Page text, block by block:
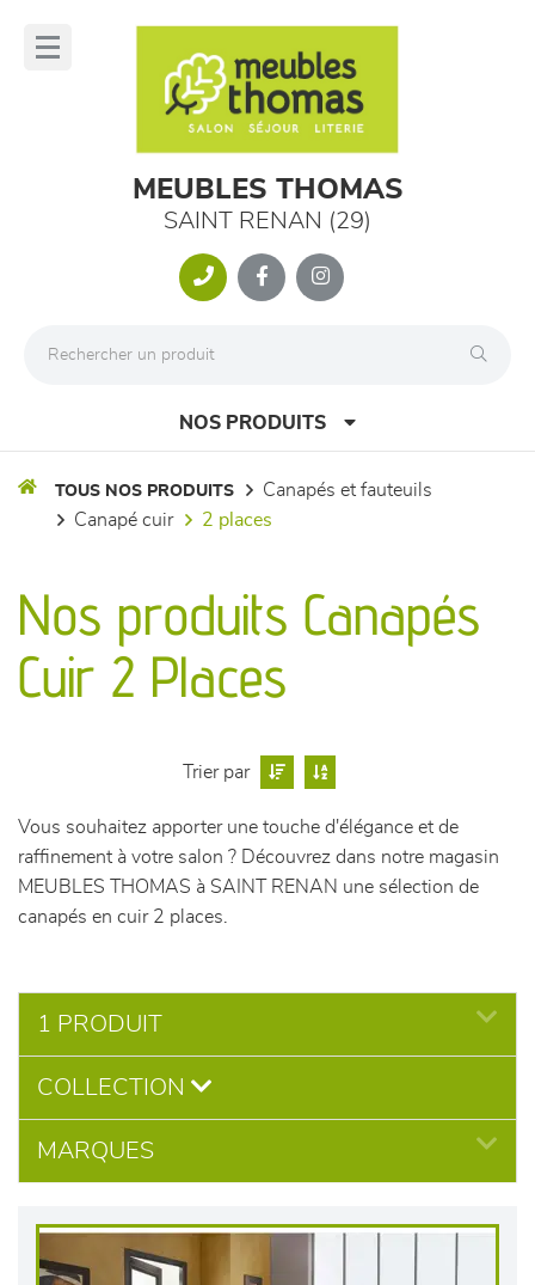
MEUBLES THOMAS
SAINT RENAN (29)
NOS PRODUITS
séjours
meubles de complément
décoration
TOUS NOS PRODUITS
canapés et fauteuils
canapé cuir
2 places
Nos produits Canapés
Cuir 2 Places
Trier par
Vous souhaitez apporter une touche d'élégance et de
raffinement à votre salon ? Découvrez dans notre magasin
MEUBLES THOMAS à SAINT RENAN une sélection de
canapés en cuir 2 places.
1 PRODUIT
COLLECTION
MARQUES